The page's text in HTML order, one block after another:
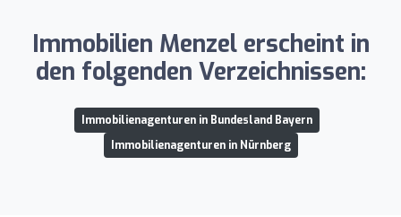
Immobilien Menzel erscheint in
den folgenden Verzeichnissen:
Immobilienagenturen in Bundesland Bayern
Immobilienagenturen in Nürnberg